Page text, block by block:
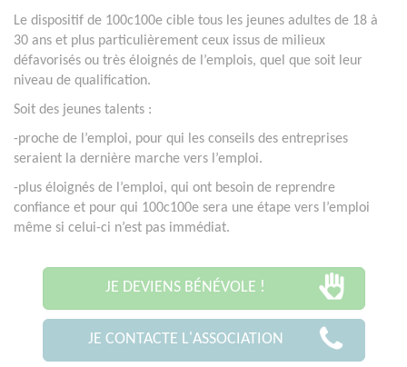
Le dispositif de 100c100e cible tous les jeunes adultes de 18 à
30 ans et plus particulièrement ceux issus de milieux
défavorisés ou très éloignés de l’emplois, quel que soit leur
niveau de qualification.
Soit des jeunes talents :
-proche de l’emploi, pour qui les conseils des entreprises
seraient la dernière marche vers l’emploi.
-plus éloignés de l’emploi, qui ont besoin de reprendre
confiance et pour qui 100c100e sera une étape vers l’emploi
même si celui-ci n’est pas immédiat.
JE DEVIENS BÉNÉVOLE !
JE CONTACTE L'ASSOCIATION